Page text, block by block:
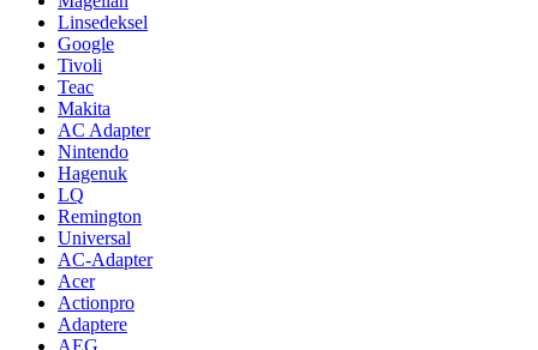
Linsedeksel
Google
Tivoli
Teac
Makita
AC Adapter
Nintendo
Hagenuk
LQ
Remington
Universal
AC-Adapter
Acer
Actionpro
Adaptere
AEG